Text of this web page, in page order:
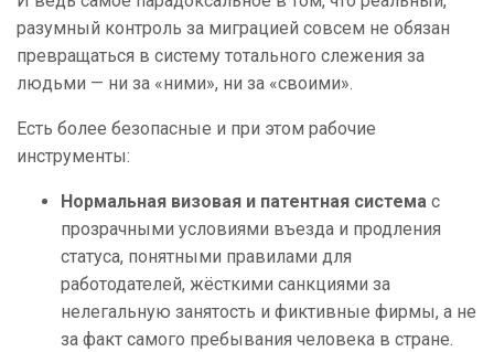
разумный контроль за миграцией совсем не обязан
превращаться в систему тотального слежения за
людьми — ни за «ними», ни за «своими».
Есть более безопасные и при этом рабочие
инструменты:
Нормальная визовая и патентная система с
прозрачными условиями въезда и продления
статуса, понятными правилами для
работодателей, жёсткими санкциями за
нелегальную занятость и фиктивные фирмы, а не
за факт самого пребывания человека в стране.